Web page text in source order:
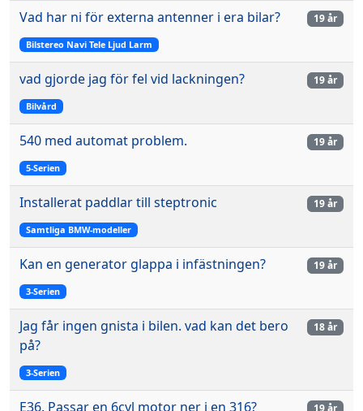
Vad har ni för externa antenner i era bilar?
Bilstereo Navi Tele Ljud Larm
19 år
vad gjorde jag för fel vid lackningen?
Bilvård
19 år
540 med automat problem.
5-Serien
19 år
Installerat paddlar till steptronic
Samtliga BMW-modeller
19 år
Kan en generator glappa i infästningen?
3-Serien
19 år
Jag får ingen gnista i bilen. vad kan det bero
på?
3-Serien
18 år
E36. Passar en 6cyl motor ner i en 316? 19 år